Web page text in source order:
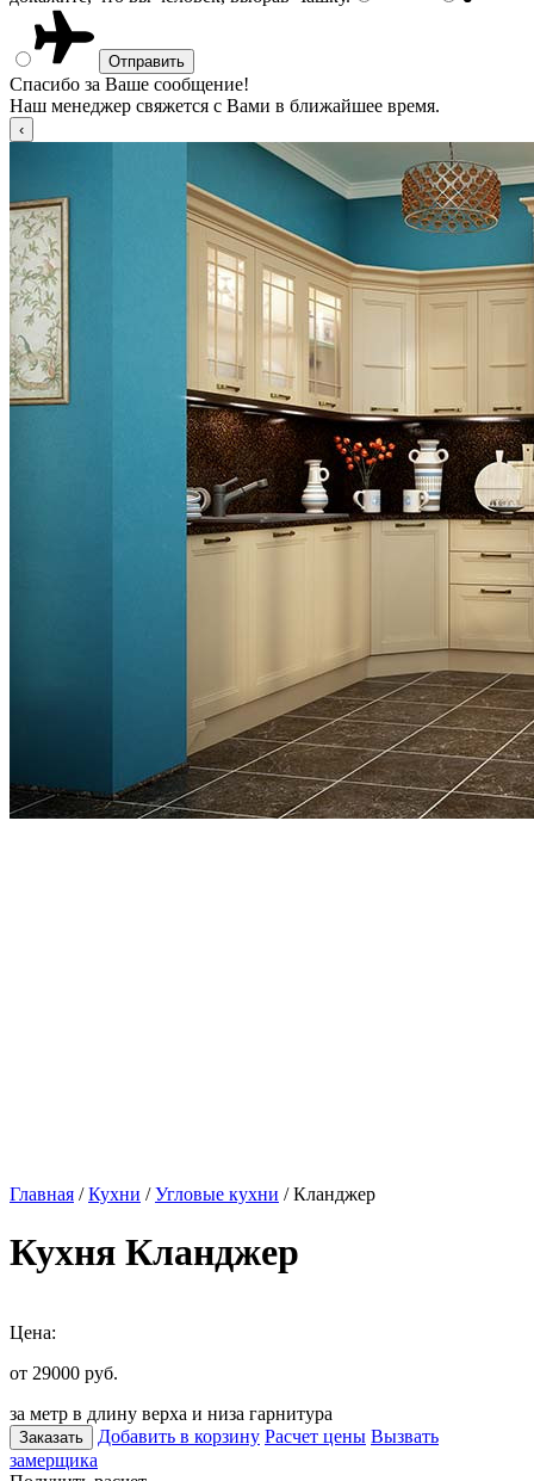
Спасибо за Ваше сообщение!
Наш менеджер свяжется с Вами в ближайшее время.
Главная /Кухни /Угловые кухни / Кланджер
Кухня Кланджер
Цена:
от 29000 руб.
за метр в длину верха и низа гарнитура
Заказать Добавить в корзину Расчет цены Вызвать
замерщика